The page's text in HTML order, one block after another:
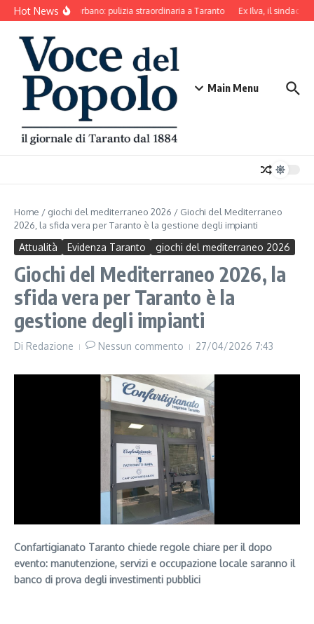
Salta al contenuto
Hot NewsDecoro urbano: pulizia straordinaria a Taranto Ex Ilva, il sindaco
Main Menu
Home / giochi del mediterraneo 2026 / Giochi del Mediterraneo
2026, la sfida vera per Taranto è la gestione degli impianti
Attualità Evidenza Taranto giochi del mediterraneo 2026
Giochi del Mediterraneo 2026, la
sfida vera per Taranto è la
gestione degli impianti
Di Redazione Nessun commento 27/04/2026 7:43
Confartigianato Taranto chiede regole chiare per il dopo
evento: manutenzione, servizi e occupazione locale saranno il
banco di prova degli investimenti pubblici